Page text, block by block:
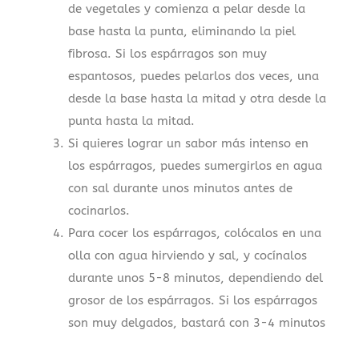
de vegetales y comienza a pelar desde la
base hasta la punta, eliminando la piel
fibrosa. Si los espárragos son muy
espantosos, puedes pelarlos dos veces, una
desde la base hasta la mitad y otra desde la
punta hasta la mitad.
Si quieres lograr un sabor más intenso en
los espárragos, puedes sumergirlos en agua
con sal durante unos minutos antes de
cocinarlos.
Para cocer los espárragos, colócalos en una
olla con agua hirviendo y sal, y cocínalos
durante unos 5-8 minutos, dependiendo del
grosor de los espárragos. Si los espárragos
son muy delgados, bastará con 3-4 minutos